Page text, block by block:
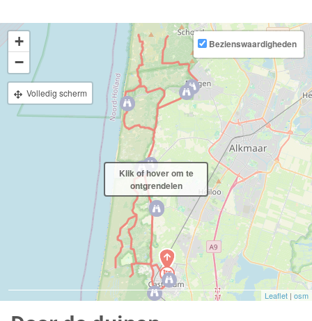
+
−
Volledig scherm
Bezienswaardigheden
Leaflet | osm
Klik of hover om te
ontgrendelen